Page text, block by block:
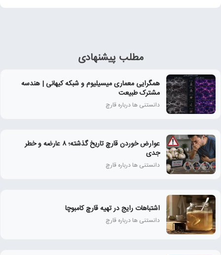
مطلب پیشنهادی
همگرایی معماری میسیلیوم و شبکه کیهانی | هندسه
مشترک طبیعت
دانستنی ها درباره قارچ
عوارض خوردن قارچ تاریخ‌ گذشته؛ ۸ عارضه و خطر
جدی
دانستنی ها درباره قارچ
اشتباهات رایج در تهیه قارچ کامبوچا
دانستنی ها درباره قارچ